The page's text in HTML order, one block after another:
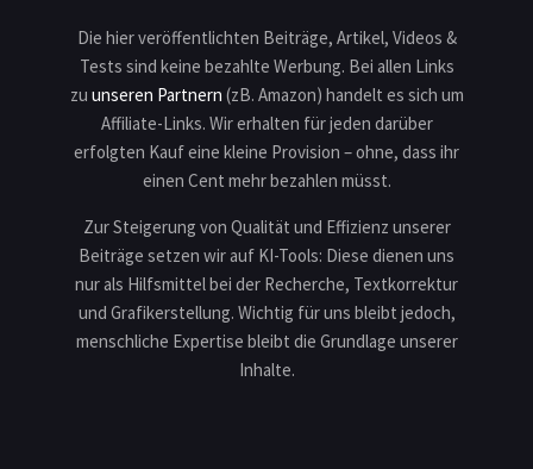
Die hier veröffentlichten Beiträge, Artikel, Videos &
Tests sind keine bezahlte Werbung. Bei allen Links
zu unseren Partnern (zB. Amazon) handelt es sich um
Affiliate-Links. Wir erhalten für jeden darüber
erfolgten Kauf eine kleine Provision – ohne, dass ihr
einen Cent mehr bezahlen müsst.
Zur Steigerung von Qualität und Effizienz unserer
Beiträge setzen wir auf KI-Tools: Diese dienen uns
nur als Hilfsmittel bei der Recherche, Textkorrektur
und Grafikerstellung. Wichtig für uns bleibt jedoch,
menschliche Expertise bleibt die Grundlage unserer
Inhalte.